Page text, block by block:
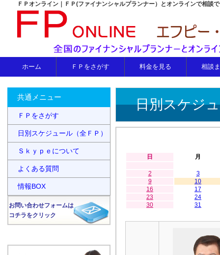
ＦＰオンライン｜ＦＰ(ファイナンシャルプランナー）とオンラインで相談
ホーム ＦＰをさがす 料金を見る 相談
日別スケジ
日 月
2
3
9
10
16
17
23
24
30
31
共通メニュー
ＦＰをさがす
日別スケジュール（全ＦＰ）
Ｓｋｙｐｅについて
よくある質問
情報BOX
お問い合わせフォームは
コチラをクリック